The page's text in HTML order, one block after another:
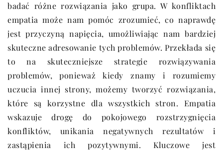
badać różne rozwiązania jako grupa. W konfliktach
empatia może nam pomóc zrozumieć, co naprawdę
jest przyczyną napięcia, umożliwiając nam bardziej
skuteczne adresowanie tych problemów. Przekłada się
to na skuteczniejsze strategie rozwiązywania
problemów, ponieważ kiedy znamy i rozumiemy
uczucia innej strony, możemy tworzyć rozwiązania,
które są korzystne dla wszystkich stron. Empatia
wskazuje drogę do pokojowego rozstrzygnięcia
konfliktów, unikania negatywnych rezultatów i
zastąpienia ich pozytywnymi. Kluczowe jest